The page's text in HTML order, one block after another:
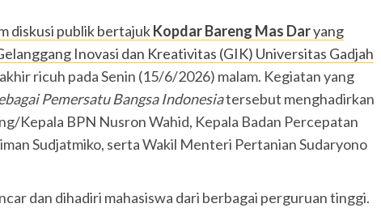
diskusi publik bertajukKopdar Bareng Mas Daryang
Inovasi dan Kreativitas (GIK) Universitas Gadjah
ricuh pada Senin (15/6/2026) malam. Kegiatan yang
Pemersatu Bangsa Indonesiatersebut menghadirkan
Kepala BPN Nusron Wahid, Kepala Badan Percepatan
Sudjatmiko, serta Wakil Menteri Pertanian Sudaryono
dan dihadiri mahasiswa dari berbagai perguruan tinggi.